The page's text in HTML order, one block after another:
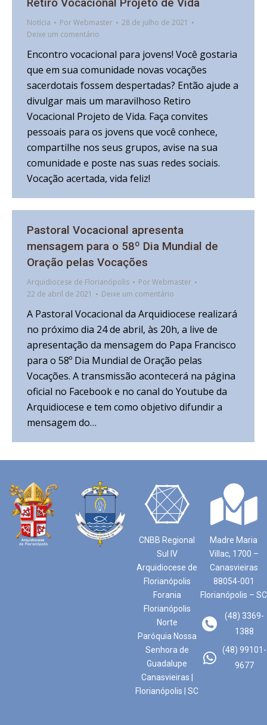
Notícia PorWebmaster
28 de julho de 2021
Deixe um comentário
Encontro vocacional para jovens! Você gostaria
que em sua comunidade novas vocações
sacerdotais fossem despertadas? Então ajude a
divulgar mais um maravilhoso Retiro
Vocacional Projeto de Vida. Faça convites
pessoais para os jovens que você conhece,
compartilhe nos seus grupos, avise na sua
comunidade e poste nas suas redes sociais.
Vocação acertada, vida feliz!
Pastoral Vocacional apresenta
mensagem para o 58º Dia Mundial de
Oração pelas Vocações
Arquidiocese de Florianópolis PorWebmaster
22 de abril de 2021
Deixe um comentário
A Pastoral Vocacional da Arquidiocese realizará
no próximo dia 24 de abril, às 20h, a live de
apresentação da mensagem do Papa Francisco
para o 58º Dia Mundial de Oração pelas
Vocações. A transmissão acontecerá na página
oficial no Facebook e no canal do Youtube da
Arquidiocese e tem como objetivo difundir a
mensagem do…
CNBB Regional
Sul IV
Arquidiocese de
Florianópolis
Forania
Florianópolis
Norte
Paróquia Nossa
Senhora de
Guadalupe
Canasvieiras |
Florianópolis | SC
Madre Maria
Villac, 1700 –
Canasvieiras
88054-001
Florianópolis – SC
(48) 3369-
1388
(48) 99101-
9677